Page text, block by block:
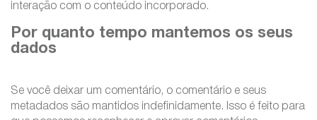
interação com o conteúdo incorporado.
Por quanto tempo mantemos os seus
dados
Se você deixar um comentário, o comentário e seus
metadados são mantidos indefinidamente. Isso é feito para